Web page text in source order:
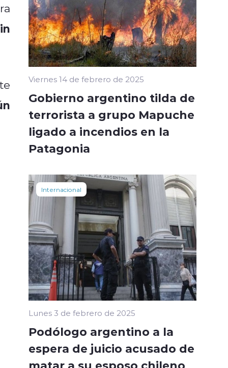
Viernes 14 de febrero de 2025
Gobierno argentino tilda de
terrorista a grupo Mapuche
ligado a incendios en la
Patagonia
Internacional
Lunes 3 de febrero de 2025
Podólogo argentino a la
espera de juicio acusado de